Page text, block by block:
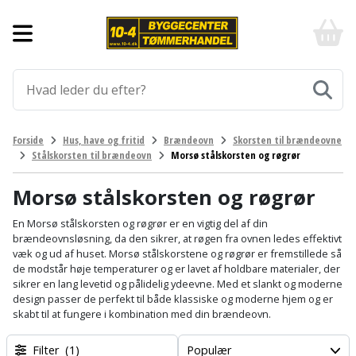
Aluprofiler
Armering
Asfalt
Befæstigelse
Bordplade
Byggeplader
Bygningsbeslag
Gulve
Fliser
og
klinker
Gulvtilbehør
Gulvunderlag
Gulvvarme
Laminatgulv
Værktøj
Afmærkning
Arbejdsbuk
Arbejdsvogn
Bærehåndtag
Båndstrammer
og
Elværktøj
Afkortersav
Afstandsmåler
Arbejdsbord
Arbejdslamper
og
Havemaskiner
Brændekløver
Buskrydder
Dykpumpe
Hus,
have
og
fritid
Affaldssortering
Maling
-
billigt
og
-
Klik
og
Forside Hus, have og fritid Brændeovn
Skorsten til brændeovne
Stålskorsten til brændeovn
Morsø stålskorsten og røgrør
Morsø stålskorsten og røgrør
En Morsø stålskorsten og røgrør er en vigtig del af din
brændeovnsløsning, da den sikrer, at røgen fra ovnen ledes effektivt
væk og ud af huset. Morsø stålskorstene og røgrør er fremstillede så
de modstår høje temperaturer og er lavet af holdbare materialer, der
sikrer en lang levetid og pålidelig ydeevne. Med et slankt og moderne
design passer de perfekt til både klassiske og moderne hjem og er
skabt til at fungere i kombination med din brændeovn.
Filter (1) Populær